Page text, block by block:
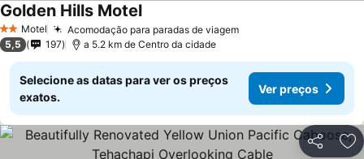
2 Estrelas
Motel Acomodação para paradas de viagemVer preços
Golden Hills MotelVer preços
5,5 197 a 5.2 km de Centro da cidade
Selecione as datas para ver os preços
exatos.
Ver preços
Partilhar